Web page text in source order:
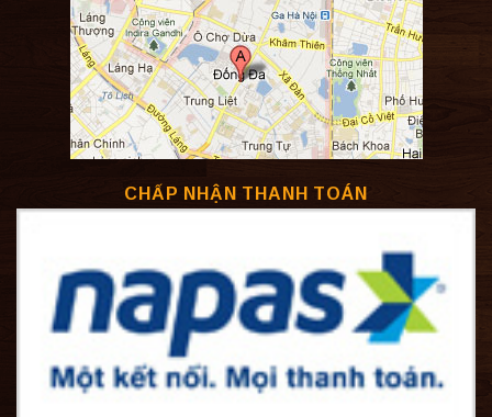
CHẤP NHẬN THANH TOÁN